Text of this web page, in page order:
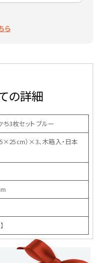
ら
の詳細
3枚セット ブルー
）×3、木箱入・日本